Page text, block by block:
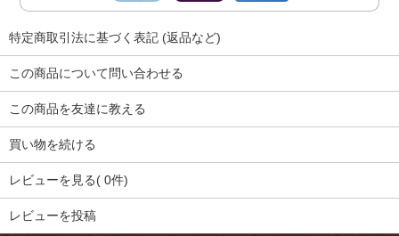
特定商取引法に基づく表記 (返品など)
この商品について問い合わせる
この商品を友達に教える
買い物を続ける
レビューを見る( 0件)
レビューを投稿